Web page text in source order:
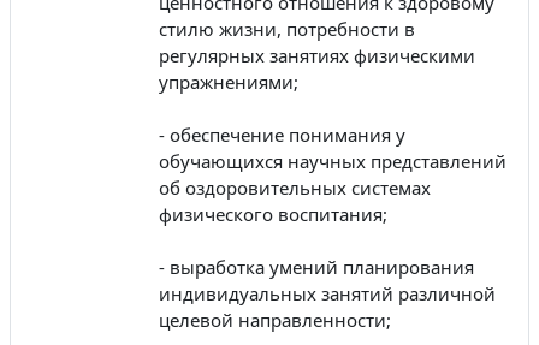
стилю жизни, потребности в
регулярных занятиях физическими
упражнениями;
- обеспечение понимания у
обучающихся научных представлений
об оздоровительных системах
физического воспитания;
- выработка умений планирования
индивидуальных занятий различной
целевой направленности;